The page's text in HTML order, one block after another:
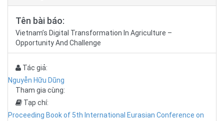
Tên bài báo:
Vietnam’s Digital Transformation In Agriculture –
Opportunity And Challenge
Tác giả:
Nguyễn Hữu Dũng
Tham gia cùng:
Tạp chí:
Proceeding Book of 5th International Eurasian Conference on